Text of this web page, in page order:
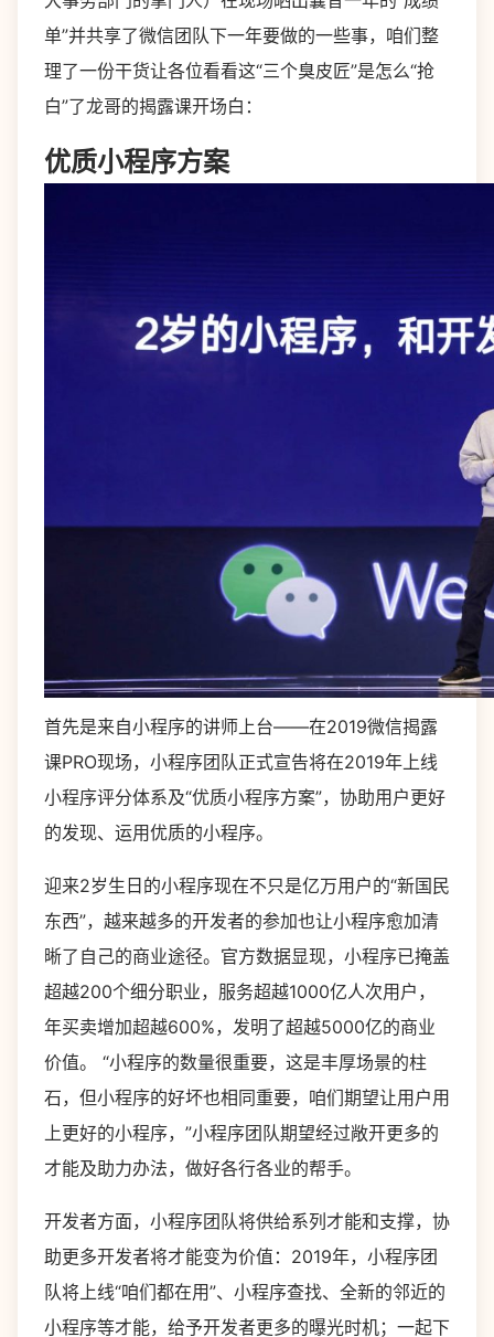
单”并共享了微信团队下一年要做的一些事，咱们整
理了一份干货让各位看看这“三个臭皮匠”是怎么“抢
白”了龙哥的揭露课开场白：
优质小程序方案
首先是来自小程序的讲师上台——在2019微信揭露
课PRO现场，小程序团队正式宣告将在2019年上线
小程序评分体系及“优质小程序方案”，协助用户更好
的发现、运用优质的小程序。
迎来2岁生日的小程序现在不只是亿万用户的“新国民
东西”，越来越多的开发者的参加也让小程序愈加清
晰了自己的商业途径。官方数据显现，小程序已掩盖
超越200个细分职业，服务超越1000亿人次用户，
年买卖增加超越600%，发明了超越5000亿的商业
价值。 “小程序的数量很重要，这是丰厚场景的柱
石，但小程序的好坏也相同重要，咱们期望让用户用
上更好的小程序，”小程序团队期望经过敞开更多的
才能及助力办法，做好各行各业的帮手。
开发者方面，小程序团队将供给系列才能和支撑，协
助更多开发者将才能变为价值：2019年，小程序团
队将上线“咱们都在用”、小程序查找、全新的邻近的
小程序等才能，给予开发者更多的曝光时机；一起下